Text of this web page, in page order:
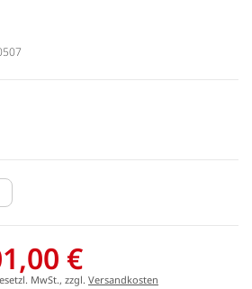
€
MwSt., zzgl. Versandkosten